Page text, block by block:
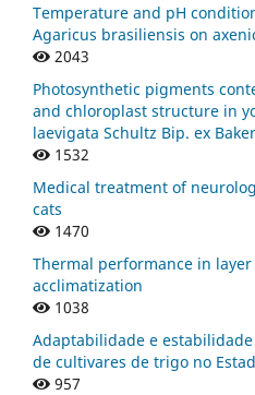
Temperature and pH
Agaricus brasiliensis on
2043
Photosynthetic pigments
and chloroplast structure in
laevigata Schultz Bip. ex
1532
Medical treatment of
cats
1470
Thermal performance in
acclimatization
1038
Adaptabilidade e
de cultivares de trigo no
957